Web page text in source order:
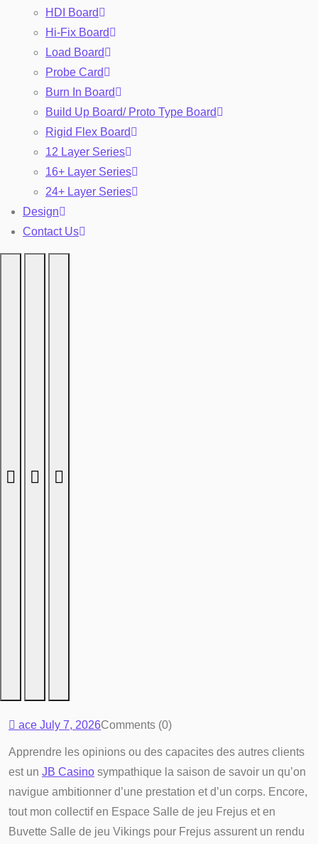
HDI Board
Hi-Fix Board
Load Board
Probe Card
Burn In Board
Build Up Board/ Proto Type Board
Rigid Flex Board
12 Layer Series
16+ Layer Series
24+ Layer Series
Design
Contact Us
ace July 7, 2026Comments (0)
Apprendre les opinions ou des capacites des autres clients
est un JB Casino sympathique la saison de savoir un qu’on
navigue ambitionner d’une prestation et d’un corps. Encore,
tout mon collectif en Espace Salle de jeu Frejus et en
Buvette Salle de jeu Vikings pour Frejus assurent un rendu